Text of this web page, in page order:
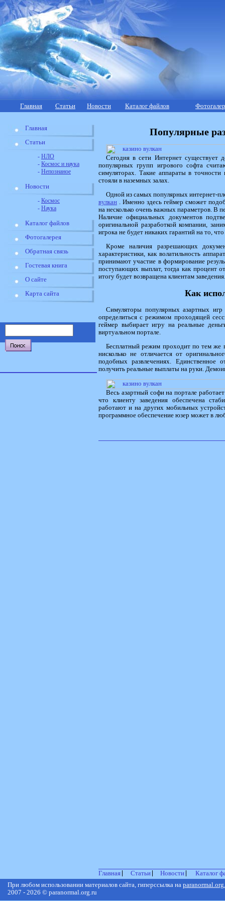
Главная Статьи Новости Каталог файлов
Главная
Статьи
- НЛО
- Космос и наука
- Непознаное
Новости
- Космос
- Наука
Каталог файлов
Фотогалерея
Обратная связь
Гостевая книга
О сайте
Карта сайта
Популярные
Сегодня в сети Интернет существует
популярных групп игрового софта
симуляторах. Такие аппараты в
стояли в наземных залах.
Одной из самых популярных интернет-
вулкан . Именно здесь геймер сможет
на несколько очень важных параметров. В
Наличие официальных документов
оригинальной разработкой компании,
игрока не будет никаких гарантий на то,
Кроме наличия разрешающих
характеристики, как волатильность
принимают участие в формирование
поступающих выплат, тогда как процент
итогу будет возвращена клиентам заведения.
Как
Симуляторы популярных азартных игр
определиться с режимом проходящей
геймер выбирает игру на реальные
виртуальном портале.
Бесплатный режим проходит по тем же
нисколько не отличается от
подобных развлечениях. Единственное
получить реальные выплаты на руки.
Весь азартный софи на портале
что клиенту заведения обеспечена
работают и на других мобильных
программное обеспечение юзер может в
Главная Статьи Новости
Каталог
При любом использовании материалов сайта, гиперссылка на
2007 - 2026 © paranormal.org.ru